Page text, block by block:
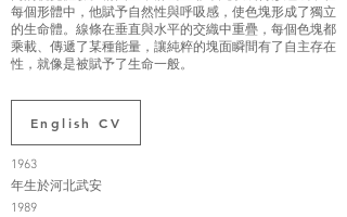
每個形體中，他賦予自然性與呼吸感，使色塊形成了獨立
的生命體。線條在垂直與水平的交織中重疊，每個色塊都
乘載、傳遞了某種能量，讓純粹的塊面瞬間有了自主存在
性，就像是被賦予了生命一般。
English CV
1963
年生於河北武安
1989